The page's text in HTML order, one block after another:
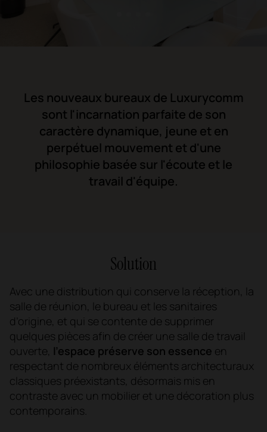
Les nouveaux bureaux de Luxurycomm
sont l'incarnation parfaite de son
caractère dynamique, jeune et en
perpétuel mouvement et d'une
philosophie basée sur l'écoute et le
travail d'équipe.
Solution
Avec une distribution qui conserve la réception, la
salle de réunion, le bureau et les sanitaires
d’origine, et qui se contente de supprimer
quelques pièces afin de créer une salle de travail
ouverte, l’espace préserve son essence en
respectant de nombreux éléments architecturaux
classiques préexistants, désormais mis en
contraste avec un mobilier et une décoration plus
contemporains.